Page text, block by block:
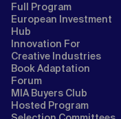
Full Program
European Investment
Hub
Innovation For
Creative Industries
Book Adaptation
Forum
MIA Buyers Club
Hosted Program